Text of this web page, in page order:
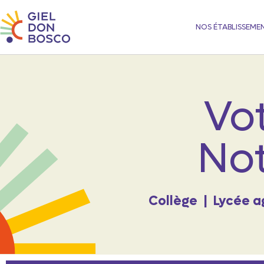
NOS
Collège Lycée